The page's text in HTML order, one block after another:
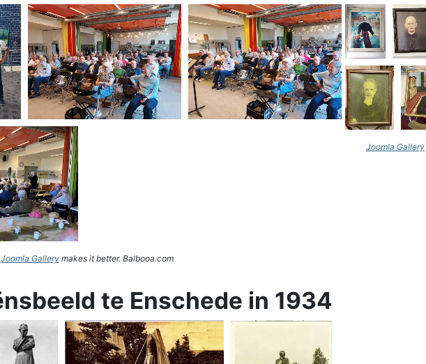
Joomla Gallerymakes it better. Balbooa.com
Joomla Gallery
te Enschede in 1934